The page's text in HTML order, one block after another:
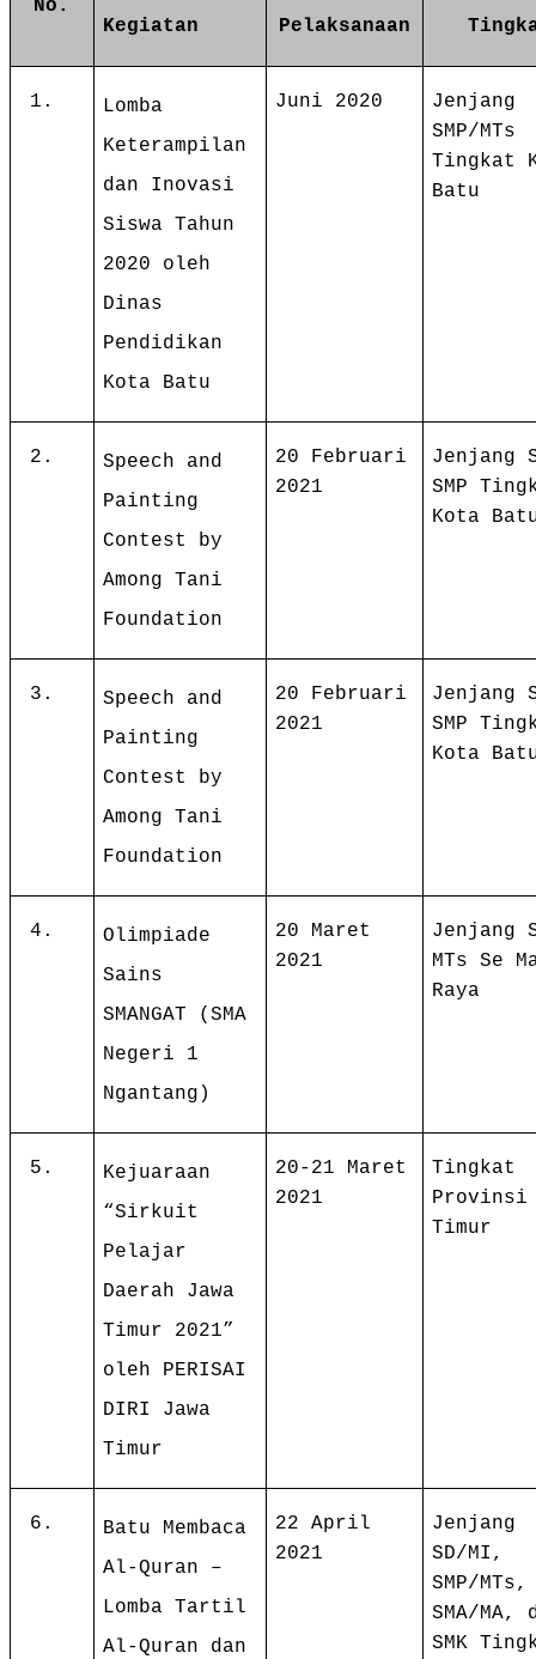
No.
Kegiatan
Pelaksanaan
1.
Lomba
Keterampilan
dan Inovasi
Siswa Tahun
2020 oleh
Dinas
Pendidikan
Kota Batu
Juni 2020
Jenjang
SMP/MTs
Tingkat
Batu
2.
Speech and
Painting
Contest by
Among Tani
Foundation
20 Februari
2021
Jenjang
SMP
Kota
3.
Speech and
Painting
Contest by
Among Tani
Foundation
20 Februari
2021
Jenjang
SMP
Kota
4.
Olimpiade
Sains
SMANGAT (SMA
Negeri 1
Ngantang)
20 Maret
2021
Jenjang
MTs Se
Raya
5.
Kejuaraan
“Sirkuit
Pelajar
Daerah Jawa
Timur 2021”
oleh PERISAI
DIRI Jawa
Timur
20-21 Maret
2021
Tingkat
Provinsi
Timur
6.
Batu Membaca
Al-Quran –
Lomba Tartil
Al-Quran dan
22 April
2021
Jenjang
SD/MI,
SMP/MTs,
SMA/MA,
SMK